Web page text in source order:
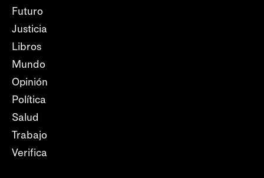
Futuro
Justicia
Libros
Mundo
Opinión
Política
Salud
Trabajo
Verifica